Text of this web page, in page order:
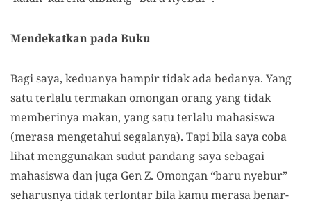
Mendekatkan pada Buku
Bagi saya, keduanya hampir tidak ada bedanya. Yang
satu terlalu termakan omongan orang yang tidak
memberinya makan, yang satu terlalu mahasiswa
(merasa mengetahui segalanya). Tapi bila saya coba
lihat menggunakan sudut pandang saya sebagai
mahasiswa dan juga Gen Z. Omongan “baru nyebur”
seharusnya tidak terlontar bila kamu merasa benar-